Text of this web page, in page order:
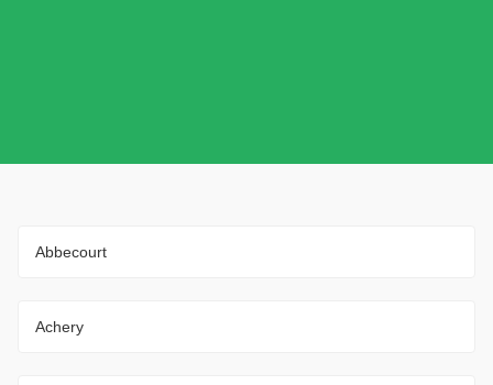
Abbecourt
Achery